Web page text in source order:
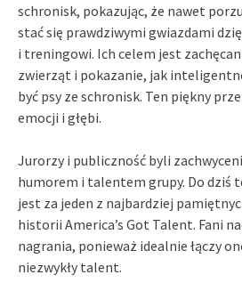
schronisk, pokazując, że nawet
stać się prawdziwymi gwiazdami
i treningowi. Ich celem jest
zwierząt i pokazanie, jak
być psy ze schronisk. Ten piękny
emocji i głębi.
Jurorzy i publiczność byli
humorem i talentem grupy. Do dziś
jest za jeden z najbardziej
historii America’s Got Talent. Fani
nagrania, ponieważ idealnie łączy
niezwykły talent.